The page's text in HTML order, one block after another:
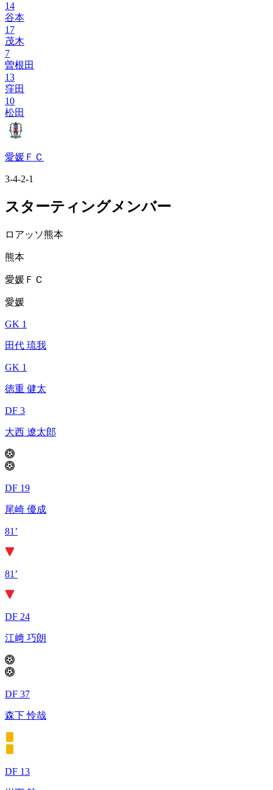
14
谷本
17
茂木
7
曽根田
13
窪田
10
松田
愛媛ＦＣ
3-4-2-1
スターティングメンバー
ロアッソ熊本
熊本
愛媛ＦＣ
愛媛
GK 1
田代 琉我
GK 1
徳重 健太
DF 3
大西 遼太郎
DF 19
尾崎 優成
81’
81’
DF 24
江﨑 巧朗
DF 37
森下 怜哉
DF 13